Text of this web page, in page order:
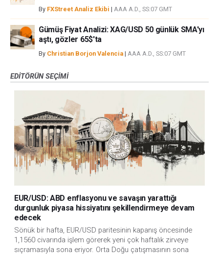
By FXStreet Analiz Ekibi | AAA A.D., SS:07 GMT
Gümüş Fiyat Analizi: XAG/USD 50 günlük SMA'yı
aştı, gözler 65$'ta
By Christian Borjon Valencia | AAA A.D., SS:07 GMT
EDITÖRÜN SEÇIMI
EUR/USD: ABD enflasyonu ve savaşın yarattığı
durgunluk piyasa hissiyatını şekillendirmeye devam
edecek
Sönük bir hafta, EUR/USD paritesinin kapanış öncesinde
1,1560 civarında işlem görerek yeni çok haftalık zirveye
sıçramasıyla sona eriyor. Orta Doğu çatışmasının sona